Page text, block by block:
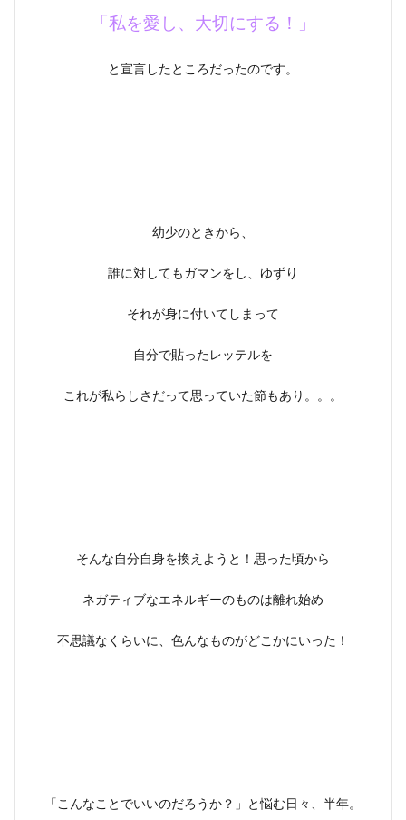
「私を愛し、大切にする！」
と宣言したところだったのです。
幼少のときから、
誰に対してもガマンをし、ゆずり
それが身に付いてしまって
自分で貼ったレッテルを
これが私らしさだって思っていた節もあり。。。
そんな自分自身を換えようと！思った頃から
ネガティブなエネルギーのものは離れ始め
不思議なくらいに、色んなものがどこかにいった！
「こんなことでいいのだろうか？」と悩む日々、半年。